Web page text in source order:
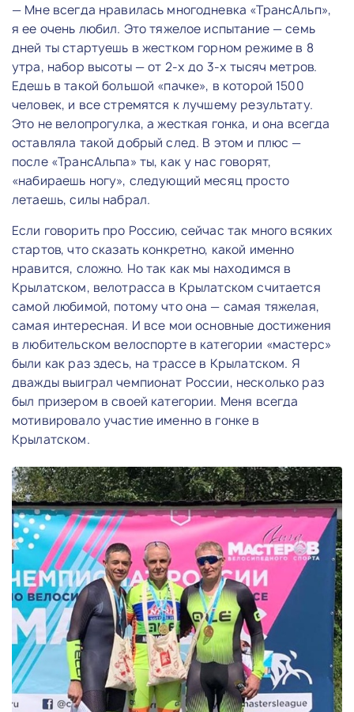
— Мне всегда нравилась многодневка «ТрансАльп»,
я ее очень любил. Это тяжелое испытание — семь
дней ты стартуешь в жестком горном режиме в 8
утра, набор высоты — от 2-х до 3-х тысяч метров.
Едешь в такой большой «пачке», в которой 1500
человек, и все стремятся к лучшему результату.
Это не велопрогулка, а жесткая гонка, и она всегда
оставляла такой добрый след. В этом и плюс —
после «ТрансАльпа» ты, как у нас говорят,
«набираешь ногу», следующий месяц просто
летаешь, силы набрал.
Если говорить про Россию, сейчас так много всяких
стартов, что сказать конкретно, какой именно
нравится, сложно. Но так как мы находимся в
Крылатском, велотрасса в Крылатском считается
самой любимой, потому что она — самая тяжелая,
самая интересная. И все мои основные достижения
в любительском велоспорте в категории «мастерс»
были как раз здесь, на трассе в Крылатском. Я
дважды выиграл чемпионат России, несколько раз
был призером в своей категории. Меня всегда
мотивировало участие именно в гонке в
Крылатском.